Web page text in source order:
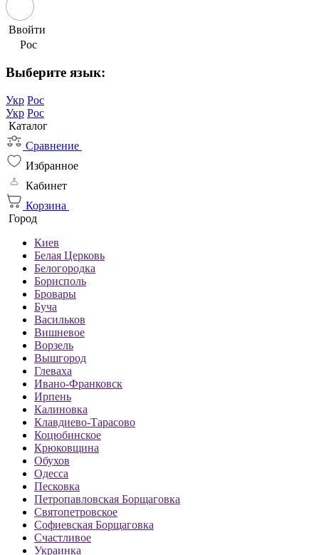
Ввойти
Рос
Выберите язык:
Укр Рос
Укр Рос
Каталог
Сравнение
Избранное
Кабинет
Корзина
Город
Киев
Белая Церковь
Белогородка
Борисполь
Бровары
Буча
Васильков
Вишневое
Ворзель
Вышгород
Глеваха
Ивано-Франковск
Ирпень
Калиновка
Клавдиево-Тарасово
Коцюбинское
Крюковщина
Обухов
Одесса
Песковка
Петропавловская Борщаговка
Святопетровское
Софиевская Борщаговка
Счастливое
Украинка